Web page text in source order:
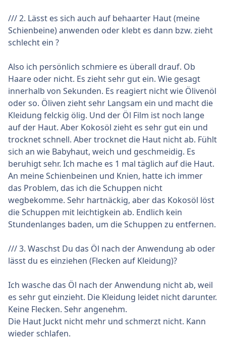
/// 2. Lässt es sich auch auf behaarter Haut (meine
Schienbeine) anwenden oder klebt es dann bzw. zieht
schlecht ein ?
Also ich persönlich schmiere es überall drauf. Ob
Haare oder nicht. Es zieht sehr gut ein. Wie gesagt
innerhalb von Sekunden. Es reagiert nicht wie Ölivenöl
oder so. Öliven zieht sehr Langsam ein und macht die
Kleidung felckig ölig. Und der Öl Film ist noch lange
auf der Haut. Aber Kokosöl zieht es sehr gut ein und
trocknet schnell. Aber trocknet die Haut nicht ab. Fühlt
sich an wie Babyhaut, weich und geschmeidig. Es
beruhigt sehr. Ich mache es 1 mal täglich auf die Haut.
An meine Schienbeinen und Knien, hatte ich immer
das Problem, das ich die Schuppen nicht
wegbekomme. Sehr hartnäckig, aber das Kokosöl löst
die Schuppen mit leichtigkein ab. Endlich kein
Stundenlanges baden, um die Schuppen zu entfernen.
/// 3. Waschst Du das Öl nach der Anwendung ab oder
lässt du es einziehen (Flecken auf Kleidung)?
Ich wasche das Öl nach der Anwendung nicht ab, weil
es sehr gut einzieht. Die Kleidung leidet nicht darunter.
Keine Flecken. Sehr angenehm.
Die Haut Juckt nicht mehr und schmerzt nicht. Kann
wieder schlafen.